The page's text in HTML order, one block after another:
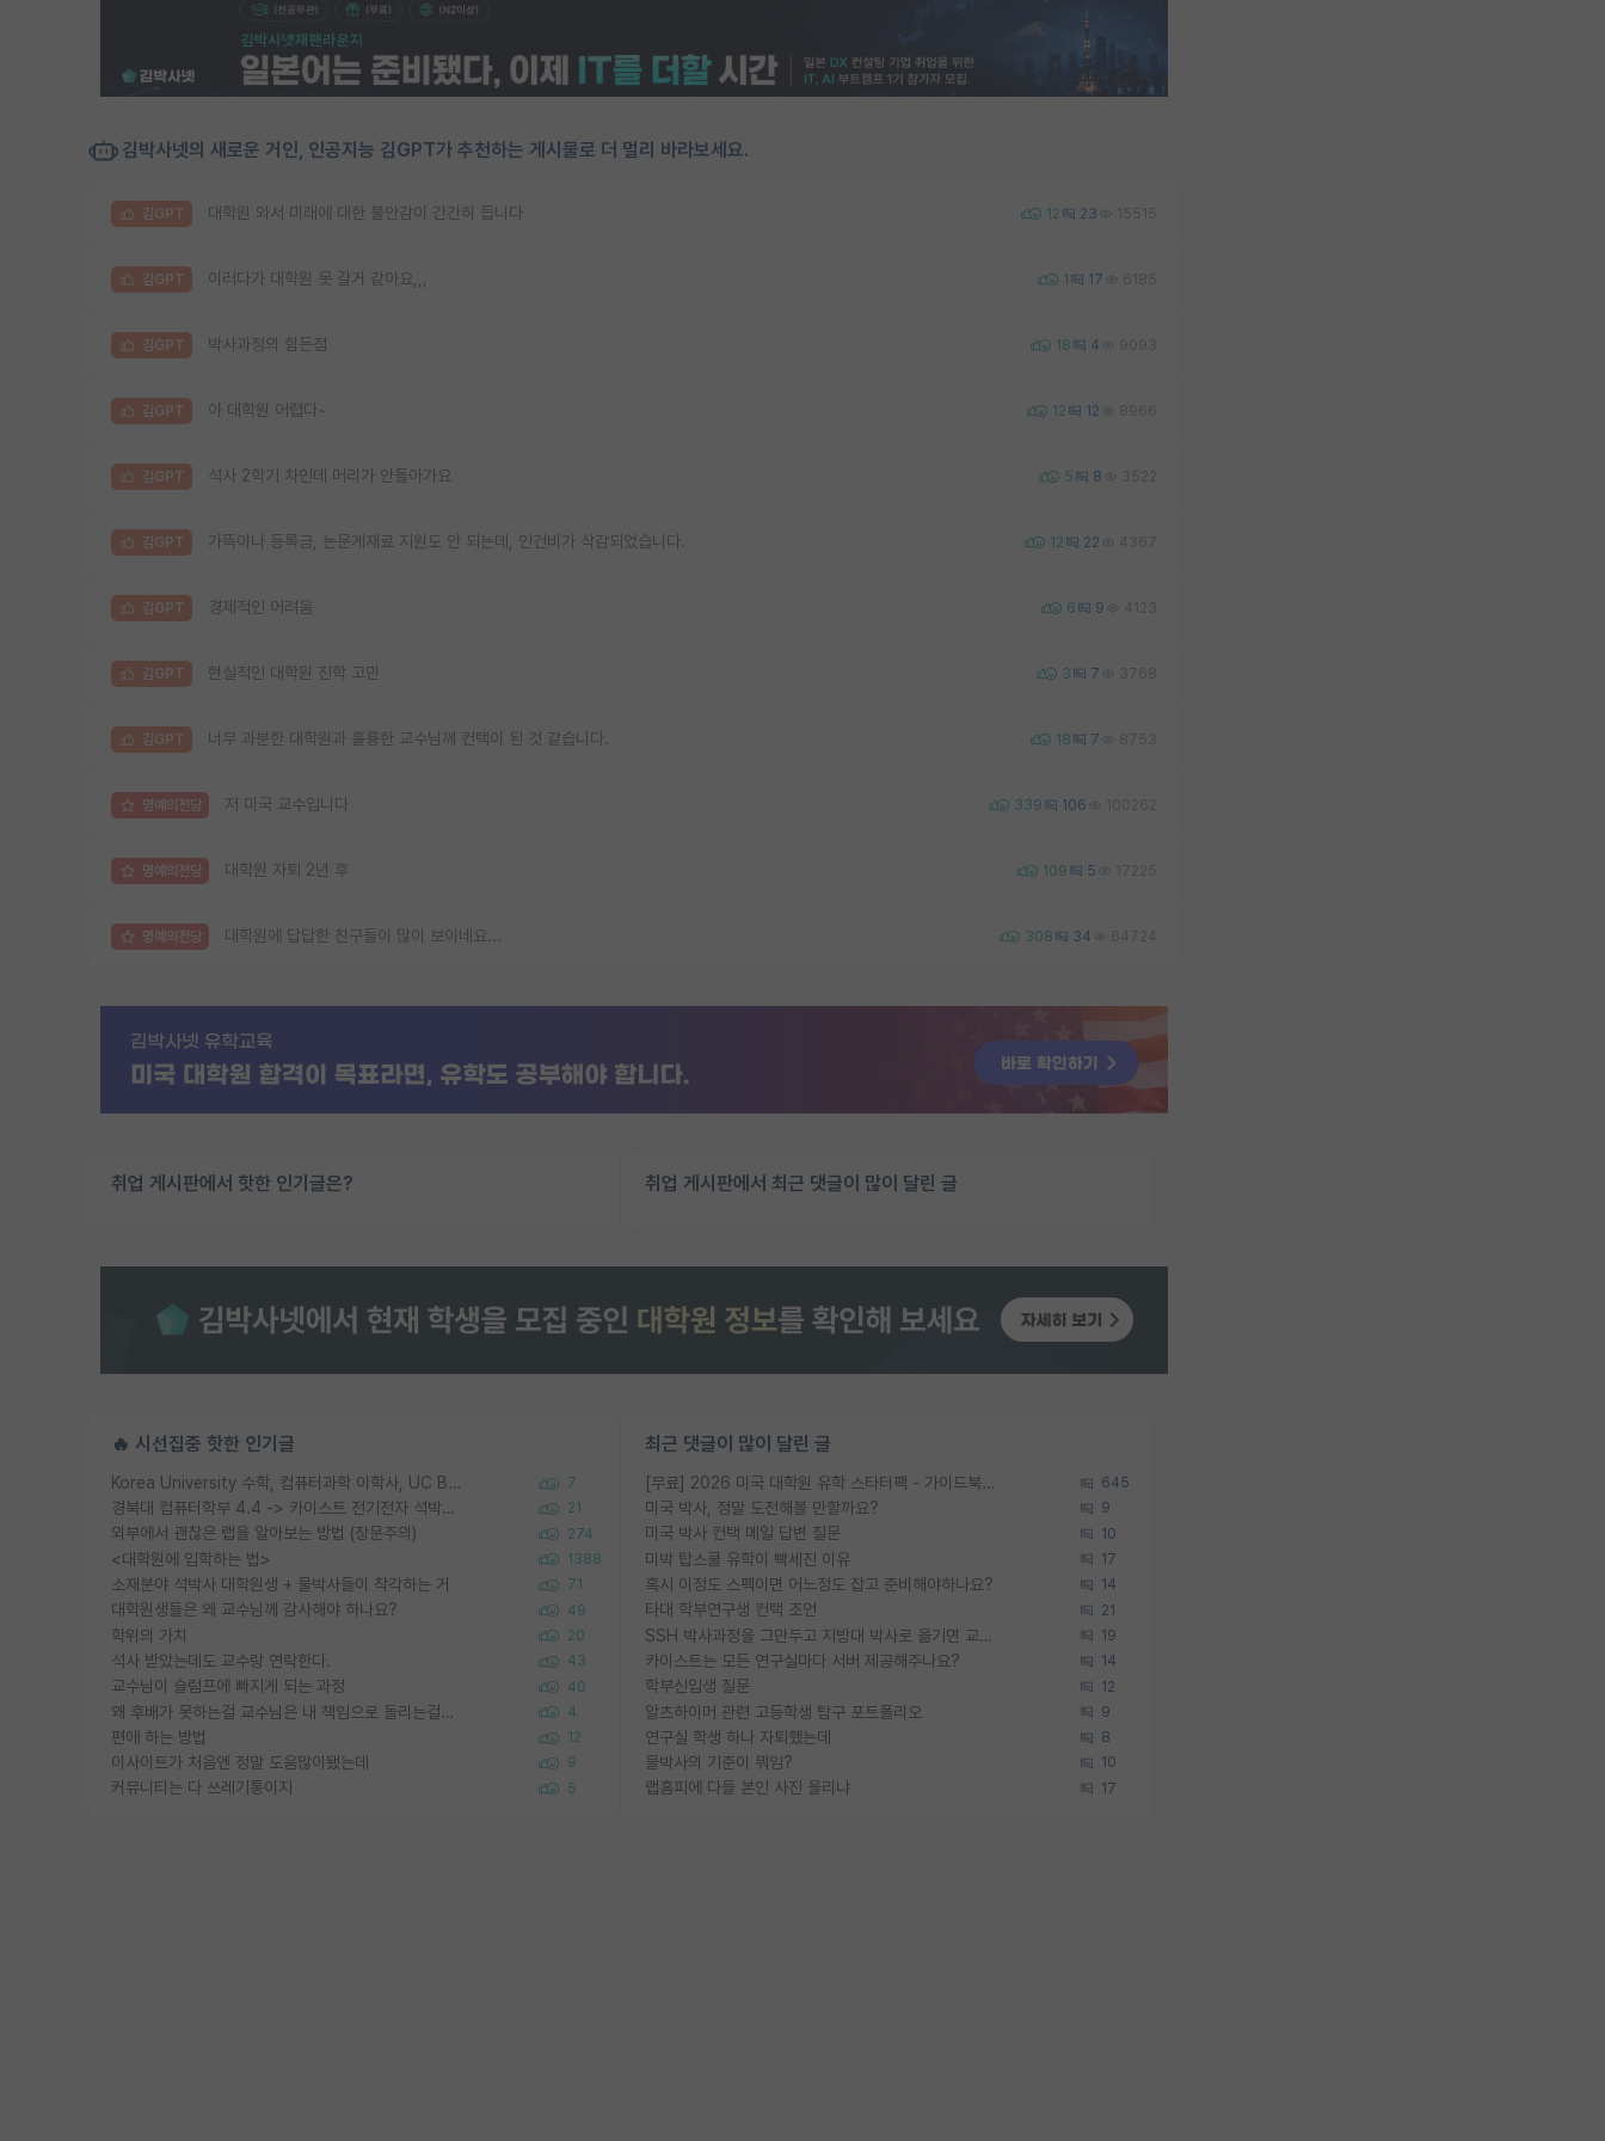
김박사넷의 새로운 거인, 인공지능 김GPT가 추천하는 게시물로 더 멀리 바라보세요.
김GPT 대학원 와서 미래에 대한 불안감이 간간히 듭니다 12 23 15515
김GPT 이러다가 대학원 못 갈거 같아요,,, 1 17 6185
김GPT 박사과정의 힘든점 18 4 9093
김GPT 아 대학원 어렵다~ 12 12 8966
김GPT 석사 2학기 차인데 머리가 안돌아가요 5 8 3522
김GPT 가뜩이나 등록금, 논문게재료 지원도 안 되는데, 인건비가 삭감되었습니다. 12 22 4367
김GPT 경제적인 어려움 6 9 4123
김GPT 현실적인 대학원 진학 고민 3 7 3768
김GPT 너무 과분한 대학원과 훌륭한 교수님께 컨택이 된 것 같습니다. 18 7 8753
명예의전당 저 미국 교수입니다 339 106 100262
명예의전당 대학원 자퇴 2년 후 109 5 17225
명예의전당 대학원에 답답한 친구들이 많이 보이네요... 308 34 64724
취업 게시판에서 핫한 인기글은? 취업 게시판에서 최근 댓글이 많이 달린 글
🔥 시선집중 핫한 인기글
Korea University 수학, 컴퓨터과학 이학사, UC Berkeley 산업공학 대학원 공학박사가 되는 것은 쉽지 않겠죠? 7
경북대 컴퓨터학부 4.4 -> 카이스트 전기전자 석박사통합과정 합격 21
외부에서 괜찮은 랩을 알아보는 방법 (장문주의) 274
<대학원에 입학하는 법> 1388
소재분야 석박사 대학원생 + 물박사들이 착각하는 거 71
대학원생들은 왜 교수님께 감사해야 하나요? 49
학위의 가치 20
석사 받았는데도 교수랑 연락한다. 43
교수님이 슬럼프에 빠지게 되는 과정 40
왜 후배가 못하는걸 교수님은 내 책임으로 돌리는걸까요? 4
편애 하는 방법 12
이사이트가 처음엔 정말 도움많이됐는데 9
커뮤니티는 다 쓰레기통이지 5
최근 댓글이 많이 달린 글
[무료] 2026 미국 대학원 유학 스타터팩 - 가이드북 & 합격자 컨택메일 템플릿 645
미국 박사, 정말 도전해볼 만할까요? 9
미국 박사 컨택 메일 답변 질문 10
미박 탑스쿨 유학이 빡세진 이유 17
혹시 이정도 스펙이면 어느정도 잡고 준비해야하나요? 14
타대 학부연구생 컨택 조언 21
SSH 박사과정을 그만두고 지방대 박사로 옮기면 교수의 꿈은 끝일까요? 19
카이스트는 모든 연구실마다 서버 제공해주나요? 14
학부신입생 질문 12
알츠하이머 관련 고등학생 탐구 포트폴리오 9
연구실 학생 하나 자퇴했는데 8
물박사의 기준이 뭐임? 10
랩홈피에 다들 본인 사진 올리냐 17